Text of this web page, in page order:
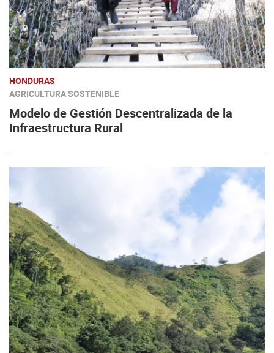
HONDURAS
AGRICULTURA SOSTENIBLE
Modelo de Gestión Descentralizada de la
Infraestructura Rural